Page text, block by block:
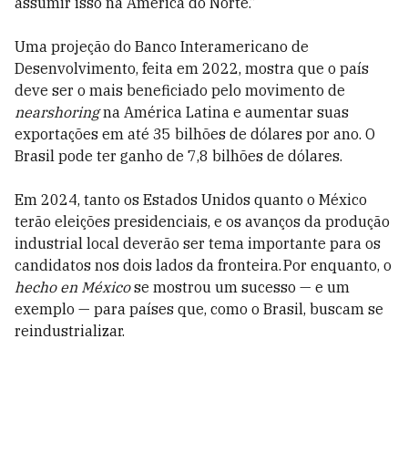
Uma projeção do Banco Interamericano de
Desenvolvimento, feita em 2022, mostra que o país
deve ser o mais beneficiado pelo movimento de
nearshoringna América Latina e aumentar suas
exportações em até 35 bilhões de dólares por ano. O
Brasil pode ter ganho de 7,8 bilhões de dólares.
Em 2024, tanto os Estados Unidos quanto o México
terão eleições presidenciais, e os avanços da produção
industrial local deverão ser tema importante para os
candidatos nos dois lados da fronteira. Por enquanto, o
hecho en Méxicose mostrou um sucesso — e um
exemplo — para países que, como o Brasil, buscam se
reindustrializar.